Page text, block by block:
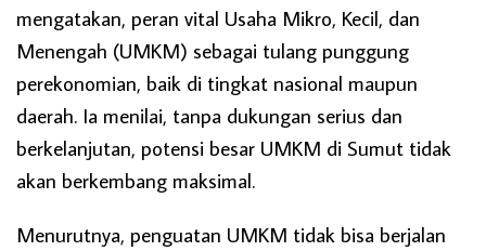
mengatakan, peran vital Usaha Mikro, Kecil, dan
Menengah (UMKM) sebagai tulang punggung
perekonomian, baik di tingkat nasional maupun
daerah. Ia menilai, tanpa dukungan serius dan
berkelanjutan, potensi besar UMKM di Sumut tidak
akan berkembang maksimal.
Menurutnya, penguatan UMKM tidak bisa berjalan